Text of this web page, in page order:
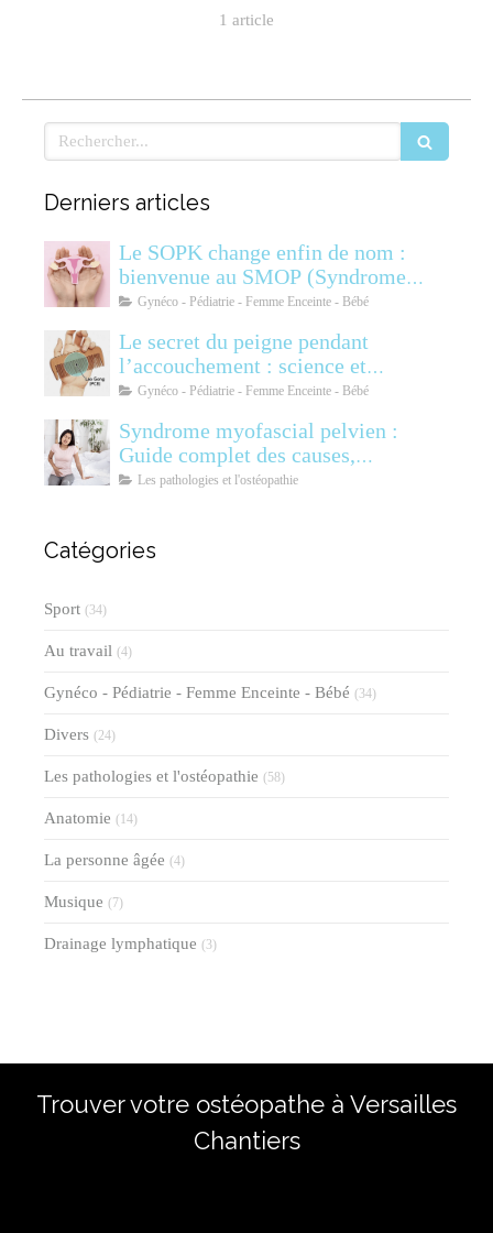
1 article
Rechercher
Derniers articles
Le SOPK change enfin de nom :
bienvenue au SMOP (Syndrome
Métabolique Ovarien
Gynéco - Pédiatrie - Femme Enceinte - Bébé
Le secret du peigne pendant
l’accouchement : science et
soulagement
Gynéco - Pédiatrie - Femme Enceinte - Bébé
Syndrome myofascial pelvien :
Guide complet des causes,
symptômes, diagnostic et
Les pathologies et l'ostéopathie
Catégories
Sport (34)
Au travail (4)
Gynéco - Pédiatrie - Femme Enceinte - Bébé (34)
Divers (24)
Les pathologies et l'ostéopathie (58)
Anatomie (14)
La personne âgée (4)
Musique (7)
Drainage lymphatique (3)
Trouver votre ostéopathe à Versailles
Chantiers